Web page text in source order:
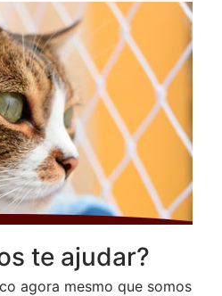
te ajudar?
agora mesmo que somos